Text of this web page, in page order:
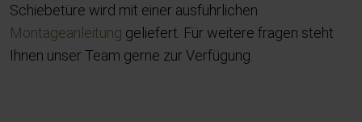
Schiebetüre wird mit einer ausführlichen
Montageanleitung geliefert. Für weitere fragen steht
Ihnen unser Team gerne zur Verfügung.